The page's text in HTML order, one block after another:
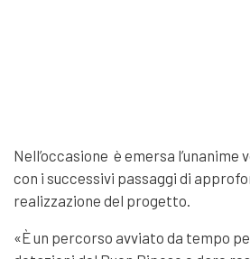
Nell’occasione è emersa
con i successivi passaggi di
realizzazione del progetto.
«È un percorso avviato da tempo